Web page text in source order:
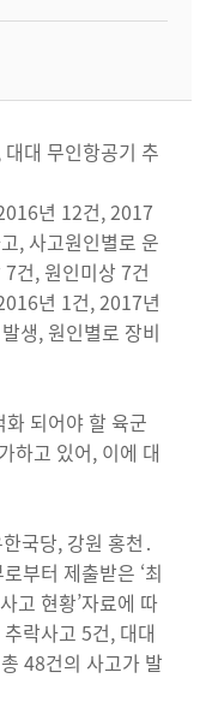
대 무인항공기 추
년 12건, 2017
, 사고원인별로 운
건, 원인미상 7건
년 1건, 2017년
생, 원인별로 장비
되어야 할 육군
하고 있어, 이에 대
국당, 강원 홍천․
부터 제출받은 ‘최
고 현황’자료에 따
락사고 5건, 대대
48건의 사고가 발